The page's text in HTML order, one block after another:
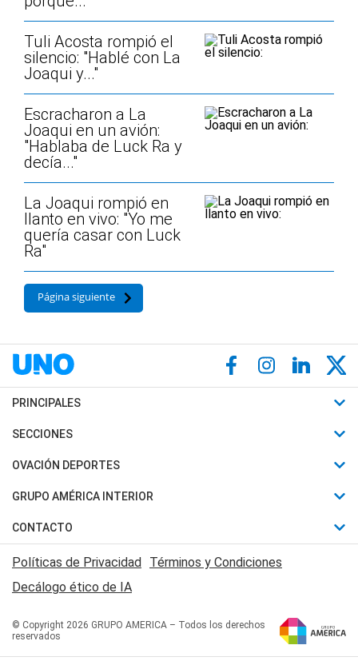
Tuli Acosta rompió el
silencio: "Hablé con La
Joaqui y..."
Escracharon a La
Joaqui en un avión:
"Hablaba de Luck Ra y
decía..."
La Joaqui rompió en
llanto en vivo: "Yo me
quería casar con Luck
Ra"
Página siguiente
PRINCIPALES
Últimas Noticias
Política
Judiciales
Economia
SECCIONES
Horóscopo
Motores
Trucos caseros
Series y Películas
Edictos y Solicitadas
OVACIÓN DEPORTES
Fútbol
Mundial
Automovilismo
Rugby
Básquet
GRUPO AMÉRICA INTERIOR
Canal 7 en Vivo
San Juan 8
CONTACTO
Acerca de Nosotros
Contactanos
Políticas de Privacidad Términos y Condiciones
Decálogo ético de IA
© Copyright 2026 GRUPO AMERICA – Todos los derechos
reservados